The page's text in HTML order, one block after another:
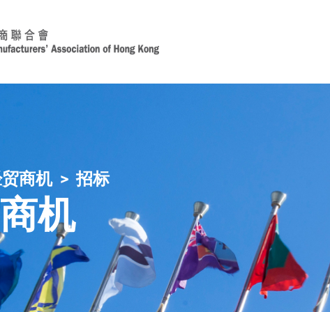
商机 招标
机